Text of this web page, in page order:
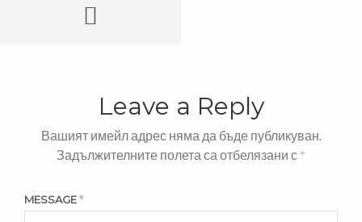
Leave a Reply
Вашият имейл адрес няма да бъде публикуван.
Задължителните полета са отбелязани с*
MESSAGE*